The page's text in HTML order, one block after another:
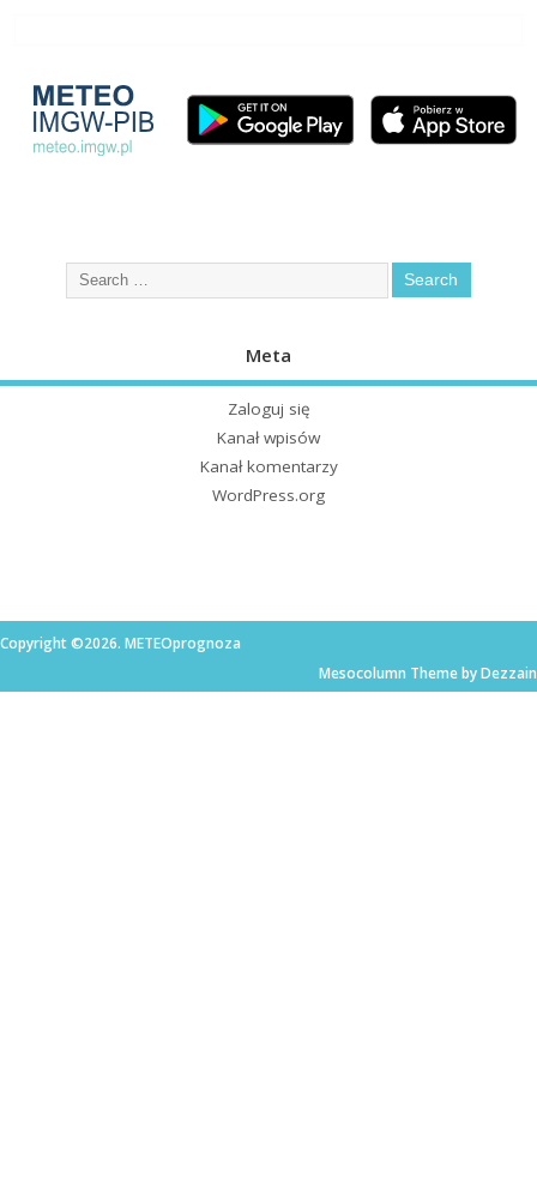
Meta
Zaloguj się
Kanał wpisów
Kanał komentarzy
WordPress.org
Copyright ©2026. METEOprognoza
Mesocolumn Theme by Dezzain